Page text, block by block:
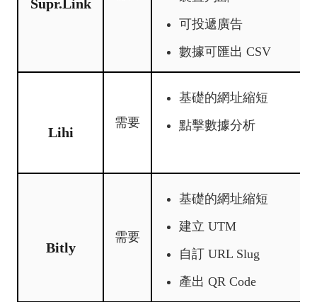
Supr.Link
可投遞廣告
數據可匯出 CSV
Lihi
需要
基礎的網址縮短
點擊數據分析
Bitly
需要
基礎的網址縮短
建立 UTM
自訂 URL Slug
產出 QR Code